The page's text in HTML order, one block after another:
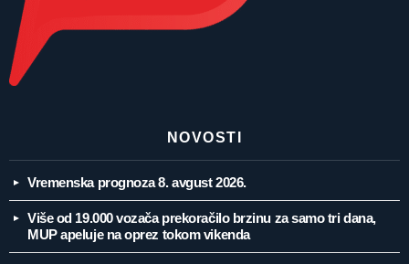
NOVOSTI
Vremenska prognoza 8. avgust 2026.
Više od 19.000 vozača prekoračilo brzinu za samo tri dana,
MUP apeluje na oprez tokom vikenda